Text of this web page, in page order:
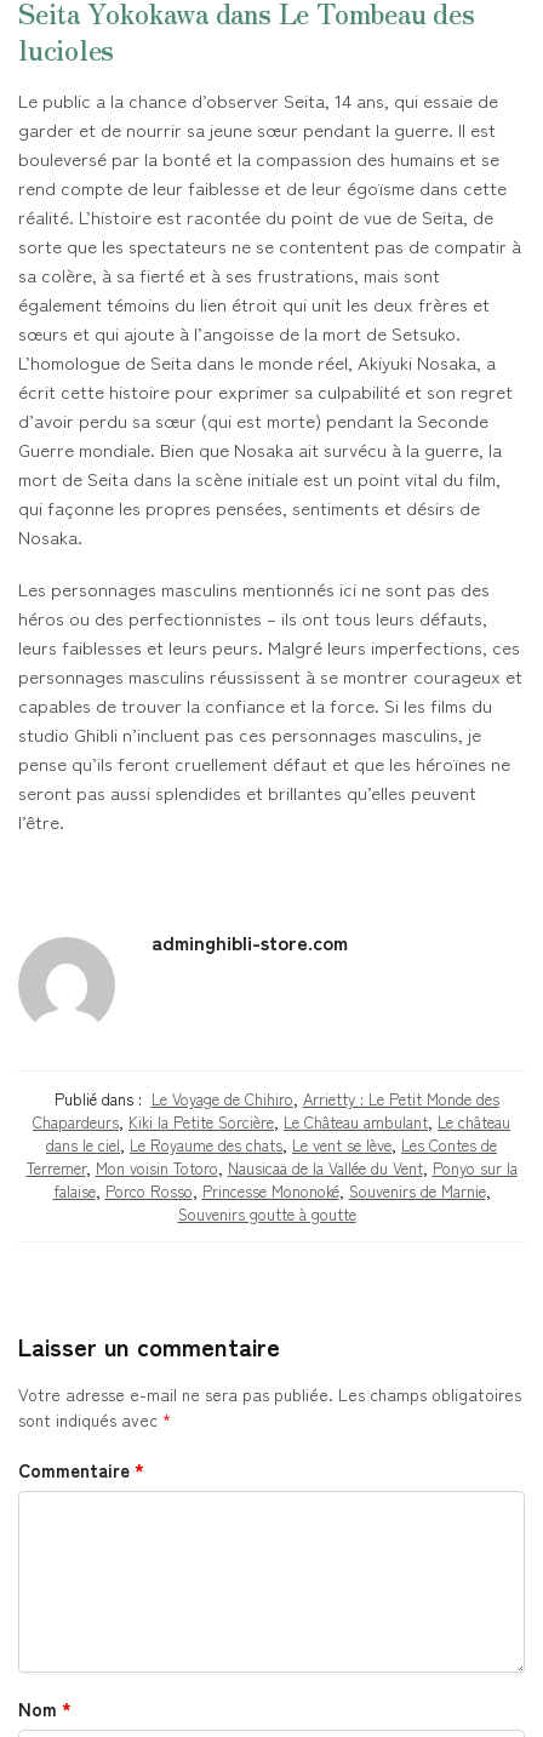
Seita Yokokawa dans Le Tombeau des
lucioles
Le public a la chance d’observer Seita, 14 ans, qui essaie de
garder et de nourrir sa jeune sœur pendant la guerre. Il est
bouleversé par la bonté et la compassion des humains et se
rend compte de leur faiblesse et de leur égoïsme dans cette
réalité. L’histoire est racontée du point de vue de Seita, de
sorte que les spectateurs ne se contentent pas de compatir à
sa colère, à sa fierté et à ses frustrations, mais sont
également témoins du lien étroit qui unit les deux frères et
sœurs et qui ajoute à l’angoisse de la mort de Setsuko.
L’homologue de Seita dans le monde réel, Akiyuki Nosaka, a
écrit cette histoire pour exprimer sa culpabilité et son regret
d’avoir perdu sa sœur (qui est morte) pendant la Seconde
Guerre mondiale. Bien que Nosaka ait survécu à la guerre, la
mort de Seita dans la scène initiale est un point vital du film,
qui façonne les propres pensées, sentiments et désirs de
Nosaka.
Les personnages masculins mentionnés ici ne sont pas des
héros ou des perfectionnistes – ils ont tous leurs défauts,
leurs faiblesses et leurs peurs. Malgré leurs imperfections, ces
personnages masculins réussissent à se montrer courageux et
capables de trouver la confiance et la force. Si les films du
studio Ghibli n’incluent pas ces personnages masculins, je
pense qu’ils feront cruellement défaut et que les héroïnes ne
seront pas aussi splendides et brillantes qu’elles peuvent
l’être.
adminghibli-store.com
Publié dans : Le Voyage de Chihiro, Arrietty : Le Petit Monde des
Chapardeurs, Kiki la Petite Sorcière, Le Château ambulant, Le château
dans le ciel, Le Royaume des chats, Le vent se lève, Les Contes de
Terremer, Mon voisin Totoro, Nausicaä de la Vallée du Vent, Ponyo sur la
falaise, Porco Rosso, Princesse Mononoké, Souvenirs de Marnie,
Souvenirs goutte à goutte
Laisser un commentaire
Votre adresse e-mail ne sera pas publiée. Les champs obligatoires
sont indiqués avec *
Commentaire*
Nom *